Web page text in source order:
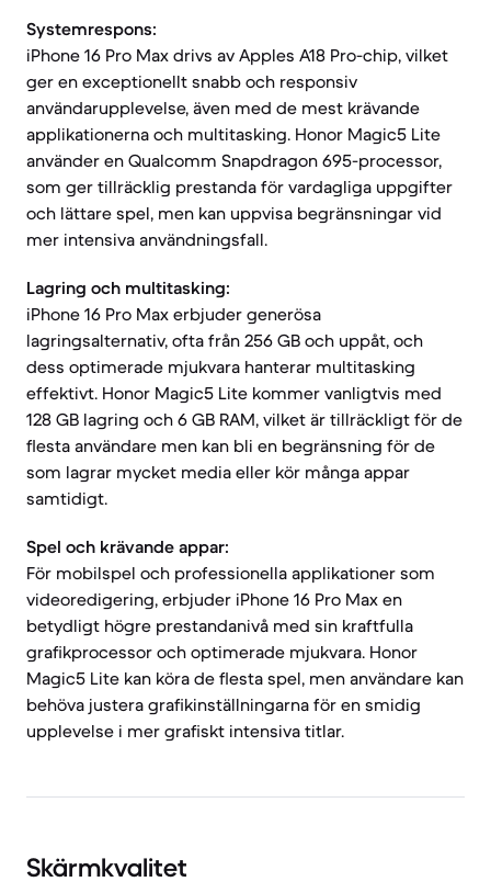
Systemrespons:
iPhone 16 Pro Max drivs av Apples A18 Pro-chip, vilket
ger en exceptionellt snabb och responsiv
användarupplevelse, även med de mest krävande
applikationerna och multitasking. Honor Magic5 Lite
använder en Qualcomm Snapdragon 695-processor,
som ger tillräcklig prestanda för vardagliga uppgifter
och lättare spel, men kan uppvisa begränsningar vid
mer intensiva användningsfall.
Lagring och multitasking:
iPhone 16 Pro Max erbjuder generösa
lagringsalternativ, ofta från 256 GB och uppåt, och
dess optimerade mjukvara hanterar multitasking
effektivt. Honor Magic5 Lite kommer vanligtvis med
128 GB lagring och 6 GB RAM, vilket är tillräckligt för de
flesta användare men kan bli en begränsning för de
som lagrar mycket media eller kör många appar
samtidigt.
Spel och krävande appar:
För mobilspel och professionella applikationer som
videoredigering, erbjuder iPhone 16 Pro Max en
betydligt högre prestandanivå med sin kraftfulla
grafikprocessor och optimerade mjukvara. Honor
Magic5 Lite kan köra de flesta spel, men användare kan
behöva justera grafikinställningarna för en smidig
upplevelse i mer grafiskt intensiva titlar.
Skärmkvalitet